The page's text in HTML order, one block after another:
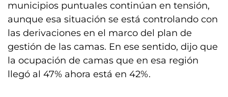
municipios puntuales continúan en tensión,
aunque esa situación se está controlando con
las derivaciones en el marco del plan de
gestión de las camas. En ese sentido, dijo que
la ocupación de camas que en esa región
llegó al 47% ahora está en 42%.